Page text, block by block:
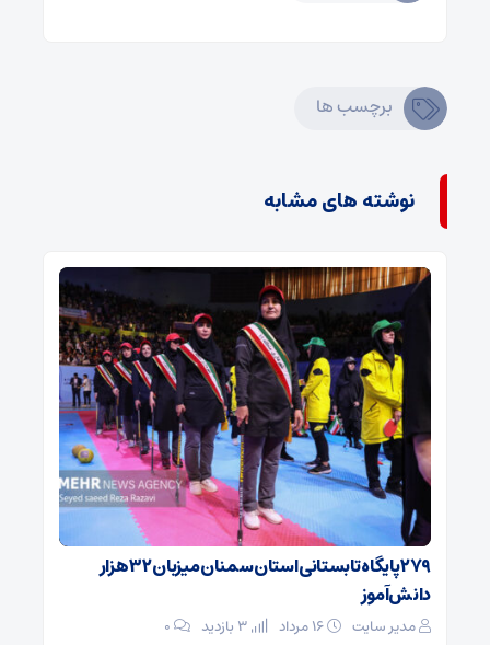
برچسب ها
نوشته های مشابه
۲۷۹ پایگاه تابستانی استان سمنان میزبان ۳۲ هزار
دانش‌آموز
مدیر سایت ۰